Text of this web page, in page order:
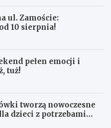
ul. Zamoście:
10 sierpnia!
pełen emocji i
tuż!
tworzą nowoczesne
dzieci z potrzebami